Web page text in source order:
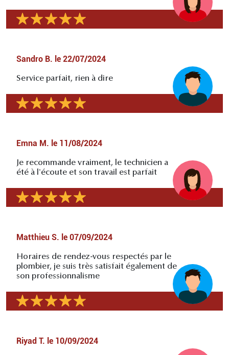
Sandro B. le 22/07/2024
Service parfait, rien à dire
Emna M. le 11/08/2024
Je recommande vraiment, le technicien a
été à l'écoute et son travail est parfait
Matthieu S. le 07/09/2024
Horaires de rendez-vous respectés par le
plombier, je suis très satisfait également de
son professionnalisme
Riyad T. le 10/09/2024